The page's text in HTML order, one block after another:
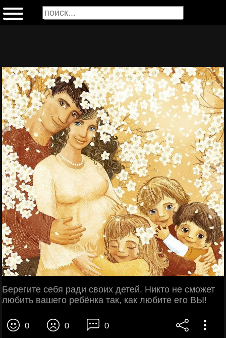
Берегите себя ради своих детей. Никто не сможет
любить вашего ребёнка так, как любите его ВЫ!
0 0 0